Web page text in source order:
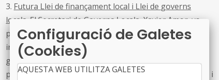
3. Futura Llei de finançament local i Llei de governs
locals.El Secretari de Governs Locals, Xavier Amor, va
presentar el procés de treball que la Generalitat ha
iniciat per elaborar les noves lleis de finançament i de
governs locals.En aquestsentit, es preveu un ampli
procés participatiu amb entitats municipalistes, experts i
Configuració de Galetes
(Cookies)
AQUESTA WEB UTILITZA GALETES